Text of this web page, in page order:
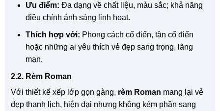
Ưu điểm: Đa dạng về chất liệu, màu sắc; khả năng
điều chỉnh ánh sáng linh hoạt.
Thích hợp với: Phong cách cổ điển, tân cổ điển
hoặc những ai yêu thích vẻ đẹp sang trọng, lãng
mạn.
2.2. Rèm Roman
Với thiết kế xếp lớp gọn gàng, rèm Roman mang lại vẻ
đẹp thanh lịch, hiện đại nhưng không kém phần sang